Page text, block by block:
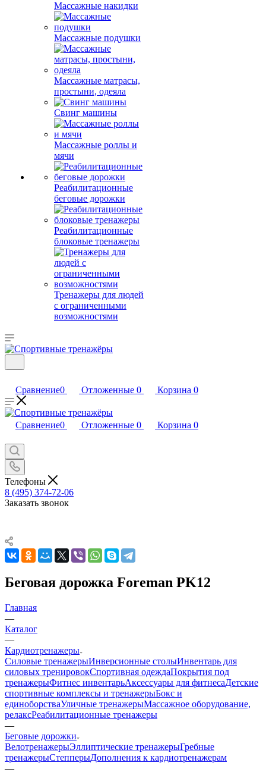
Массажные накидки
Массажные подушки
Массажные матрасы,
простыни, одеяла
Свинг машины
Массажные роллы и
мячи
Реабилитационные
беговые дорожки
Реабилитационные
блоковые тренажеры
Тренажеры для людей
с ограниченными
возможностями
Сравнение0 Отложенные 0 Корзина 0
Сравнение0 Отложенные 0 Корзина 0
Телефоны
8 (495) 374-72-06
Заказать звонок
Беговая дорожка Foreman PK12
Главная
—
Каталог
—
Кардиотренажеры
Силовые тренажерыИнверсионные столыИнвентарь для
силовых тренировокСпортивная одеждаПокрытия под
тренажерыФитнес инвентарьАксессуары для фитнесаДетские
спортивные комплексы и тренажерыБокс и
единоборстваУличные тренажерыМассажное оборудование,
релаксРеабилитационные тренажеры
—
Беговые дорожки
ВелотренажерыЭллиптические тренажерыГребные
тренажерыСтепперыДополнения к кардиотренажерам
—